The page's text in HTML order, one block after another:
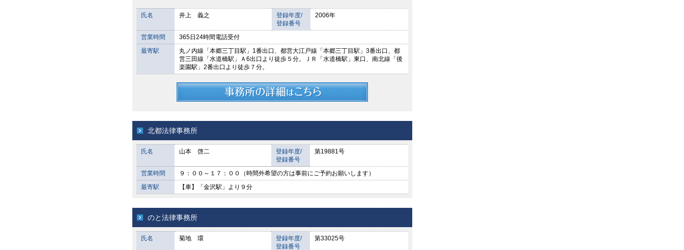
氏名 井上 義之
登録年度/
登録番号
2006年
営業時間
365日24時間電話受付
最寄駅
丸ノ内線「本郷三丁目駅」1番出口、都営大江戸線「本郷三丁目駅」3番出口、都
営三田線「水道橋駅」Ａ6出口より徒歩５分。ＪＲ「水道橋駅」東口、南北線「後
楽園駅」2番出口より徒歩７分。
北都法律事務所
氏名 山本 啓二
登録年度/
登録番号
第19881号
営業時間
９：００～１７：００（時間外希望の方は事前にご予約お願いします）
最寄駅
【車】「金沢駅」より９分
のと法律事務所
氏名 菊地 環
登録年度/
登録番号
第33025号